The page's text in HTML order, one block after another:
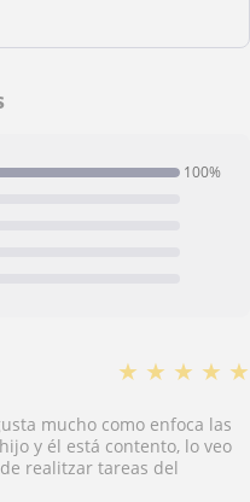
100%
★ ★ ★ ★ ★
mucho como enfoca las
y él está contento, lo veo
realitzar tareas del